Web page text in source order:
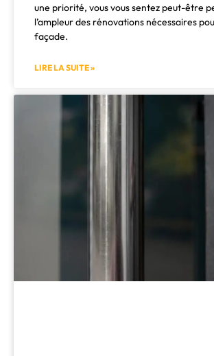
une priorité, vous vous sentez peut-être
l’ampleur des rénovations nécessaires
façade.
LIRE LA SUITE »